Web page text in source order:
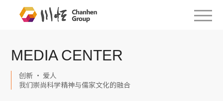
MEDIA CENTER
创新 · 爱人
我们崇尚科学精神与儒家文化的融合